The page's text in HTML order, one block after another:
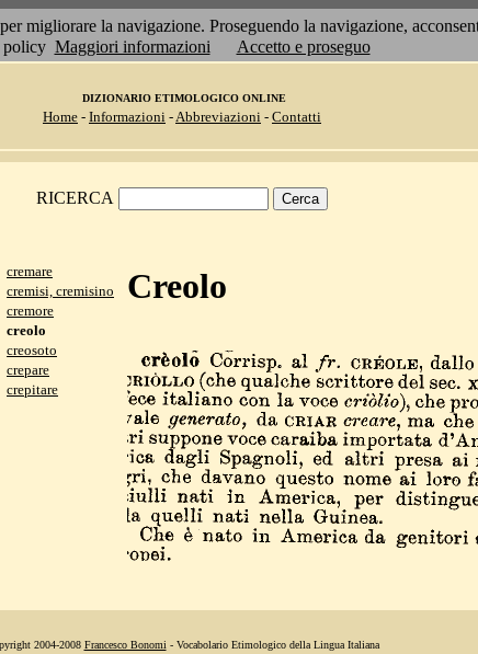
migliorare la navigazione. Proseguendo la navigazione,
policy Maggiori informazioni Accetto e proseguo
DIZIONARIO ETIMOLOGICO ONLINE
Home - Informazioni -Abbreviazioni - Contatti
RICERCA
cremare
cremisi, cremisino
cremore
creolo
creosoto
crepare
crepitare
Creolo
2004-2008 Francesco Bonomi - Vocabolario Etimologico della Lingua Italiana